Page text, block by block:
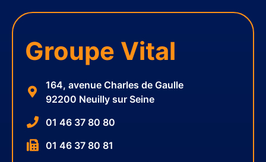
Groupe Vital
164, avenue Charles de Gaulle
92200 Neuilly sur Seine
01 46 37 80 80
01 46 37 80 81